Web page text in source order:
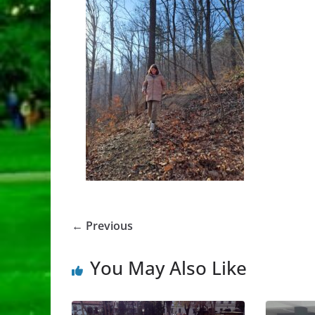
← Previous
You May Also Like